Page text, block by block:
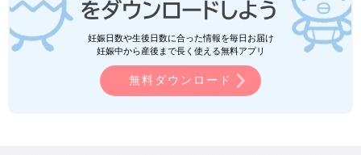
●だし汁、野菜スープなどは手作りかベビーフードを使ってくだ
●湯で溶いた粉ミルクは、粉ミルク缶に記載された指示どおりに
調乳したものを使ってください。
●水溶き片栗粉は片栗粉1に対し、水3の割合で溶いたものです。
●材料内の鶏卵はMサイズ、じゃがいもやトマトなどの野菜は中
妊娠日数や生後日数に合った情報を毎日お届け
妊娠中から産後まで長く使える無料アプリ
無料ダウンロード